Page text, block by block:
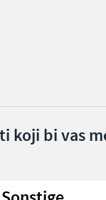
koji bi vas